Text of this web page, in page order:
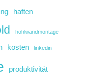
haften
hohlwandmontage
kosten linkedin
produktivität